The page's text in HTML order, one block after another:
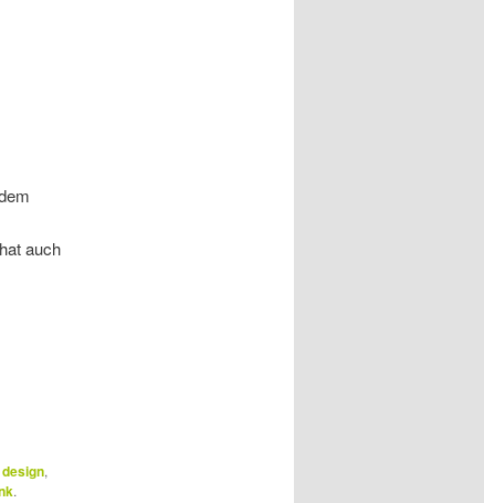
auch
design,
.